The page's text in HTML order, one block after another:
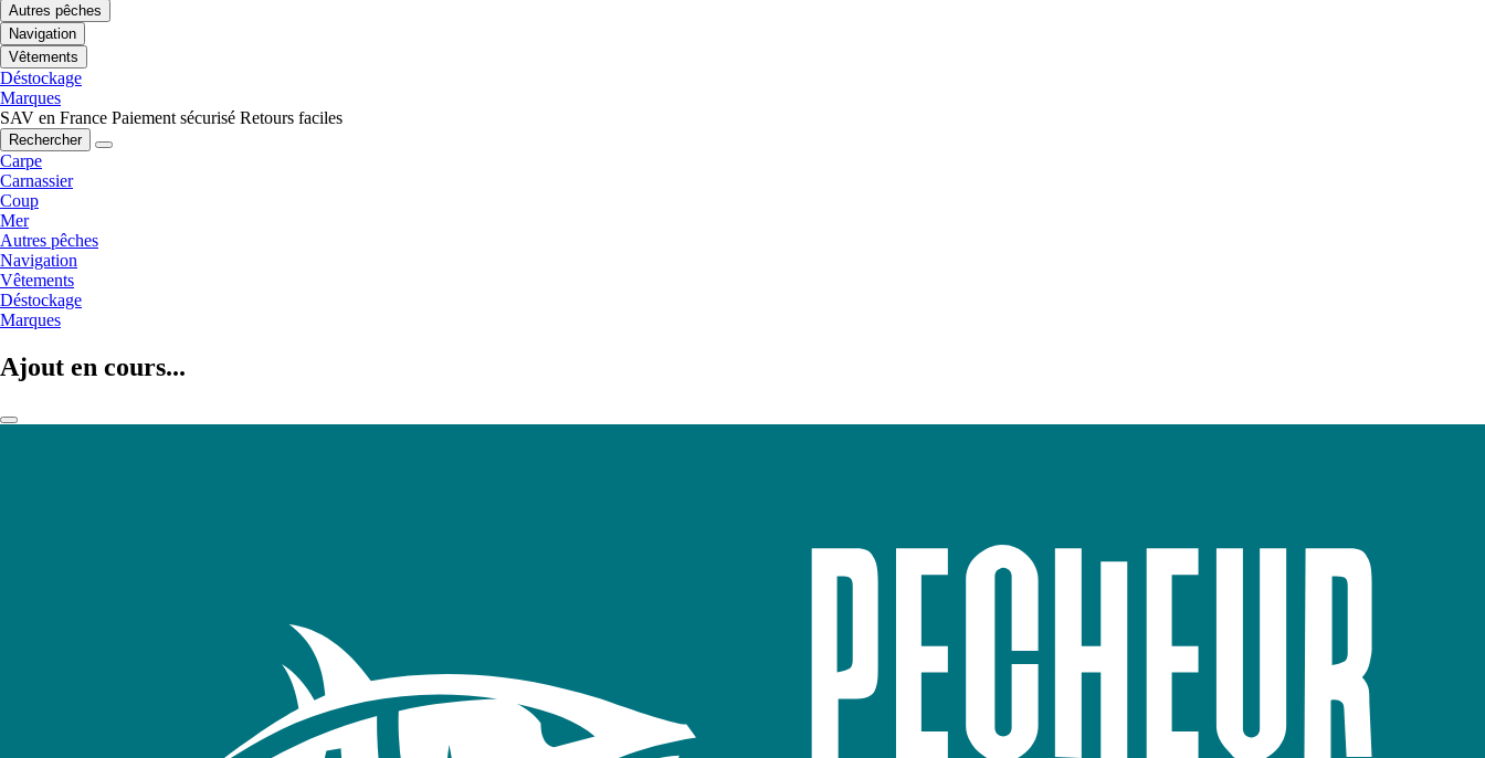
Autres pêches
Navigation
Vêtements
Déstockage
Marques
SAV en France Paiement sécurisé Retours faciles
Rechercher
Carpe
Carnassier
Coup
Mer
Autres pêches
Navigation
Vêtements
Déstockage
Marques
Ajout en cours...